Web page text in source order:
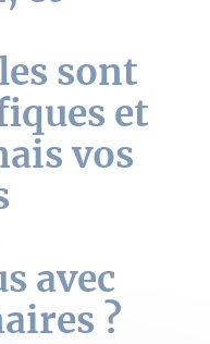
sont
et
vos
avec
?